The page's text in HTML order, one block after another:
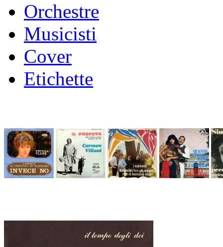
Orchestre
Musicisti
Cover
Etichette